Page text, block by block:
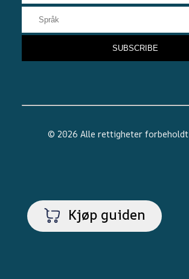
© 2026 Alle rettigheter forbeholdt
Kjøp guiden